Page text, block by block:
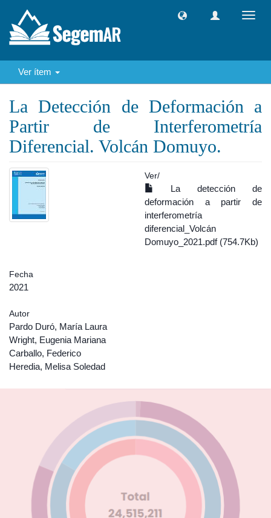
Ver ítem
La Detección de Deformación a
Partir de Interferometría
Diferencial. Volcán Domuyo.
Ver/
La detección de
deformación a partir de
interferometría
diferencial_Volcán
Domuyo_2021.pdf (754.7Kb)
Fecha
2021
Autor
Pardo Duró, María Laura
Wright, Eugenia Mariana
Carballo, Federico
Heredia, Melisa Soledad